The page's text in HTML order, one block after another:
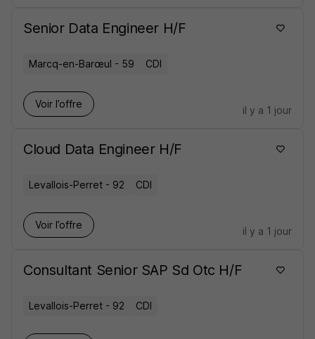
Senior Data Engineer H/F
Marcq-en-Barœul - 59 CDI
Voir l’offre
il y a 1 jour
Cloud Data Engineer H/F
Levallois-Perret - 92 CDI
Voir l’offre
il y a 1 jour
Consultant Senior SAP Sd Otc H/F
Levallois-Perret - 92 CDI